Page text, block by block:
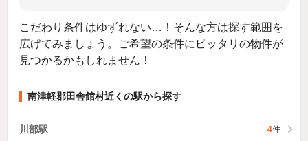
こだわり条件はゆずれない…！そんな方は探す範囲を
広げてみましょう。ご希望の条件にピッタリの物件が
見つかるかもしれません！
南津軽郡田舎館村近くの駅から探す
川部駅 4件